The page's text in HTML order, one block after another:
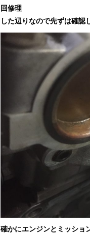
回修理
した辺りなので先ずは確認
確かにエンジンとミッショ